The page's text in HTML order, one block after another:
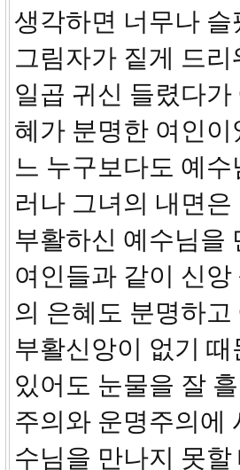
생각하면 너무나
그림자가 짙게 드
일곱 귀신 들렸다
혜가 분명한 여인
느 누구보다도 예
러나 그녀의 내면
부활하신 예수님을
여인들과 같이 신
의 은혜도 분명하
부활신앙이 없기
있어도 눈물을 잘
주의와 운명주의에
수님을 만나지 못